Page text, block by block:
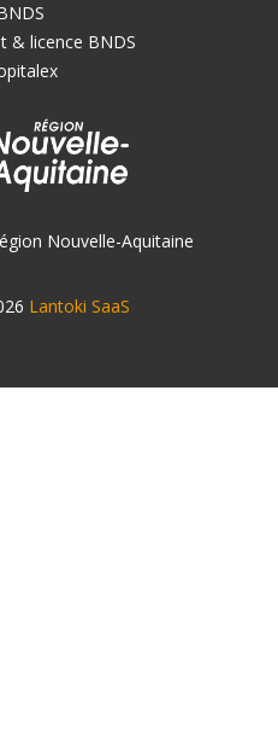
& licence BNDS
Nouvelle-Aquitaine
Lantoki SaaS